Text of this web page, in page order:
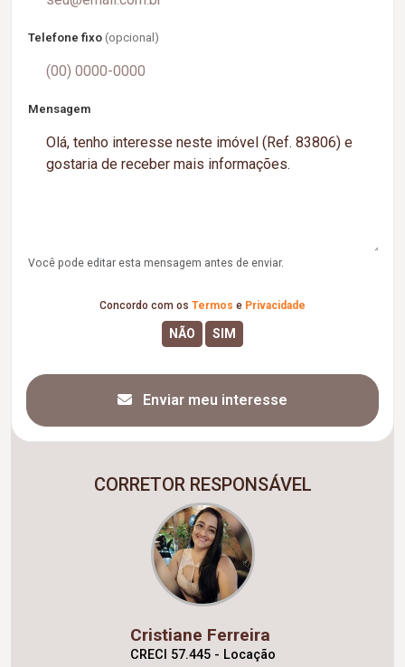
Telefone fixo (opcional)
Mensagem
Você pode editar esta mensagem antes de enviar.
Concordo com os Termos e Privacidade
Enviar meu interesse
CORRETOR RESPONSÁVEL
Cristiane Ferreira
CRECI 57.445 - Locação